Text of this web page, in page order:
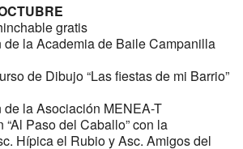
gratis
de la Academia de Baile Campanilla
de Dibujo “Las fiestas de mi Barrio”
de la Asociación MENEA-T
Paso del Caballo” con la
Hípica el Rubio y Asc. Amigos del